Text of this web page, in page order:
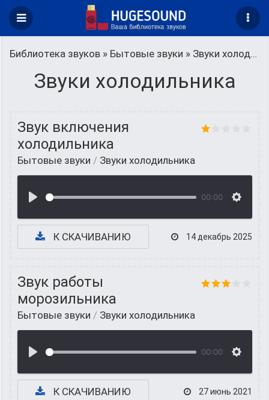
Библиотека звуков » Бытовые звуки » Звуки холодильника
Звуки холодильника
Звук включения
холодильника
Бытовые звуки / Звуки холодильника
00:00
К СКАЧИВАНИЮ 14 декабрь 2025
Звук работы
морозильника
Бытовые звуки / Звуки холодильника
00:00
К СКАЧИВАНИЮ 27 июнь 2021